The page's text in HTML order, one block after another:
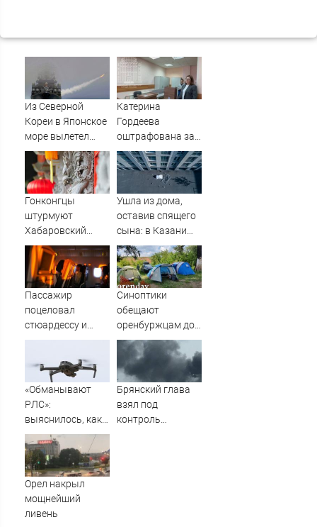
Из Северной
Кореи в Японское
море вылетел
неопознанный
снаряд
Катерина
Гордеева
оштрафована за
пропаганду ЛГБТ
в интернете -
Новости на
Вести.ru
Гонконгцы
штурмуют
Хабаровский
край
Ушла из дома,
оставив спящего
сына: в Казани
мать пойдет под
суд за гибель
малыша
07/08/2026 –
Новости
Пассажир
поцеловал
стюардессу и
попал под арест -
Синоптики
обещают
оренбуржцам до
+39°С, а затем -
грозы и
шквалистый
ветер
«Обманывают
РЛС»:
выяснилось, как
дроны ВСУ
долетели до
Екатеринбурга
Брянский глава
взял под
контроль
Орел накрыл
мощнейший
ливень